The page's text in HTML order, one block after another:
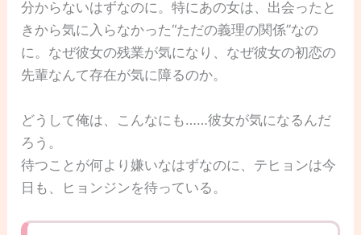
分からないはずなのに。特にあの女は、出会ったと
きから気に入らなかった“ただの義理の関係”なの
に。なぜ彼女の残業が気になり、なぜ彼女の初恋の
先輩なんて存在が気に障るのか。
どうして俺は、こんなにも……彼女が気になるんだ
ろう。
待つことが何より嫌いなはずなのに、テヒョンは今
日も、ヒョンジンを待っている。